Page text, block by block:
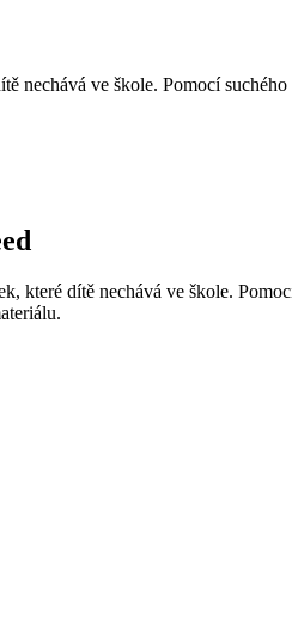
nechává ve škole. Pomocí
které dítě nechává ve škole.